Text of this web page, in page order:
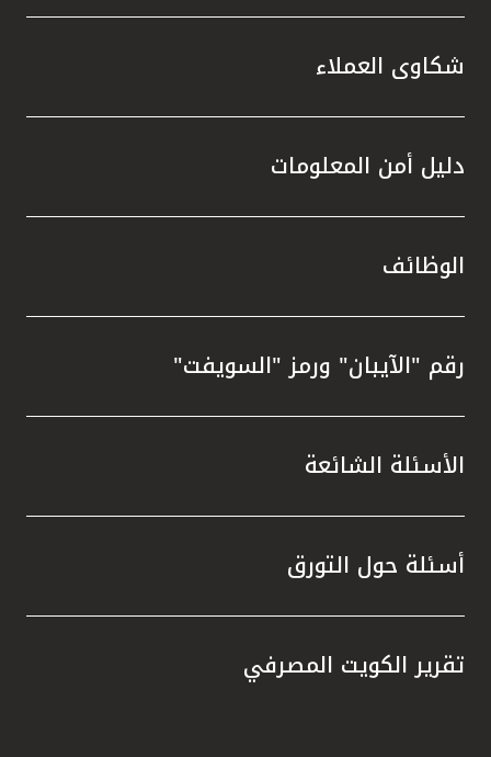
شكاوى العملاء
دليل أمن المعلومات
الوظائف
رقم "الآيبان" ورمز "السويفت"
الأسئلة الشائعة
أسئلة حول التورق
تقرير الكويت المصرفي